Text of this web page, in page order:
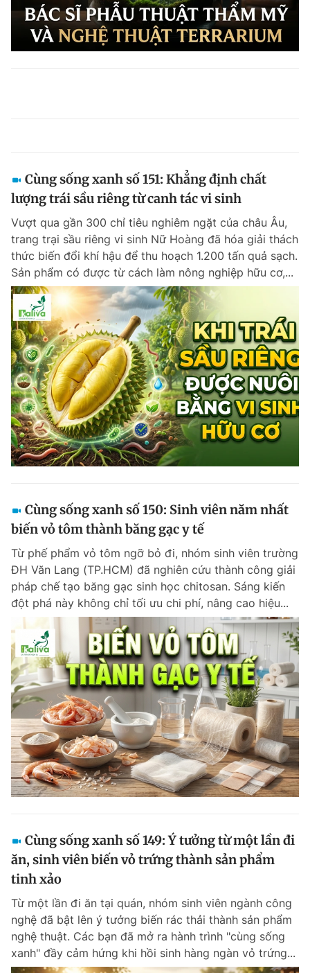
Cùng sống xanh số 151: Khẳng định chất
lượng trái sầu riêng từ canh tác vi sinh
Vượt qua gần 300 chỉ tiêu nghiêm ngặt của châu Âu,
trang trại sầu riêng vi sinh Nữ Hoàng đã hóa giải thách
thức biến đổi khí hậu để thu hoạch 1.200 tấn quả sạch.
Sản phẩm có được từ cách làm nông nghiệp hữu cơ,...
Cùng sống xanh số 150: Sinh viên năm nhất
biến vỏ tôm thành băng gạc y tế
Từ phế phẩm vỏ tôm ngỡ bỏ đi, nhóm sinh viên trường
ĐH Văn Lang (TP.HCM) đã nghiên cứu thành công giải
pháp chế tạo băng gạc sinh học chitosan. Sáng kiến
đột phá này không chỉ tối ưu chi phí, nâng cao hiệu...
Cùng sống xanh số 149: Ý tưởng từ một lần đi
ăn, sinh viên biến vỏ trứng thành sản phẩm
tinh xảo
Từ một lần đi ăn tại quán, nhóm sinh viên ngành công
nghệ đã bật lên ý tưởng biến rác thải thành sản phẩm
nghệ thuật. Các bạn đã mở ra hành trình "cùng sống
xanh" đầy cảm hứng khi hồi sinh hàng ngàn vỏ trứng...